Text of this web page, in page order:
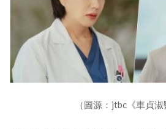
（圖源：jtbc《車貞淑